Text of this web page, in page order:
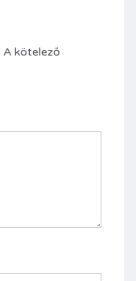
A kötelező